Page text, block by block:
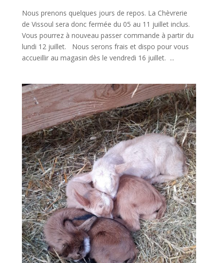
Nous prenons quelques jours de repos. La Chèvrerie
de Vissoul sera donc fermée du 05 au 11 juillet inclus.
Vous pourrez à nouveau passer commande à partir du
lundi 12 juillet. Nous serons frais et dispo pour vous
accueillir au magasin dès le vendredi 16 juillet. ...